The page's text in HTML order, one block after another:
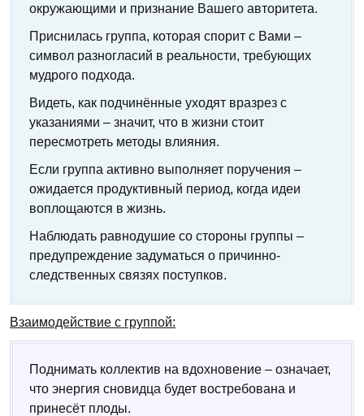
окружающими и признание Вашего авторитета.
Приснилась группа, которая спорит с Вами –
символ разногласий в реальности, требующих
мудрого подхода.
Видеть, как подчинённые уходят вразрез с
указаниями – значит, что в жизни стоит
пересмотреть методы влияния.
Если группа активно выполняет поручения –
ожидается продуктивный период, когда идеи
воплощаются в жизнь.
Наблюдать равнодушие со стороны группы –
предупреждение задуматься о причинно-
следственных связях поступков.
Взаимодействие с группой:
Поднимать коллектив на вдохновение – означает,
что энергия сновидца будет востребована и
принесёт плоды.